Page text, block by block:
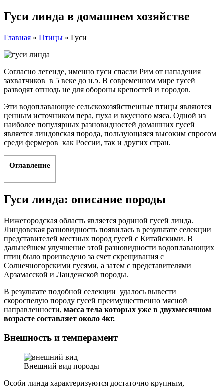
Гуси линда в домашнем хозяйстве
Главная » Птицы » Гуси
Согласно легенде, именно гуси спасли Рим от нападения
захватчиков в 5 веке до н.э. В современном мире гусей
разводят отнюдь не для обороны крепостей и городов.
Эти водоплавающие сельскохозяйственные птицы являются
ценным источником пера, пуха и вкусного мяса. Одной из
наиболее популярных разновидностей домашних гусей
является линдовская порода, пользующаяся высоким спросом
среди фермеров как России, так и других стран.
Оглавление
Гуси линда: описание породы
Нижегородская область является родиной гусей линда.
Линдовская разновидность появилась в результате селекции
представителей местных пород гусей с Китайскими. В
дальнейшем улучшение этой разновидности водоплавающих
птиц было произведено за счет скрещивания с
Солнечногорскими гусями, а затем с представителями
Арзамасской и Ландежской породы.
В результате подобной селекции удалось вывести
скороспелую породу гусей преимущественно мясной
направленности, масса тела которых уже в двухмесячном
возрасте составляет около 4кг.
Внешность и темперамент
Внешний вид породы
Особи линда характеризуются достаточно крупным,